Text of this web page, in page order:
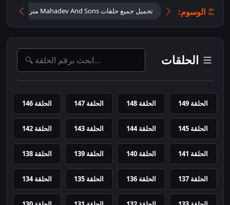
الوسوم: تحميل جميع حلقات Mahadev And Sons مترجمة
الحلقات
الحلقة 149 الحلقة 148 الحلقة 147 الحلقة 146
الحلقة 145 الحلقة 144 الحلقة 143 الحلقة 142
الحلقة 141 الحلقة 140 الحلقة 139 الحلقة 138
الحلقة 137 الحلقة 136 الحلقة 135 الحلقة 134